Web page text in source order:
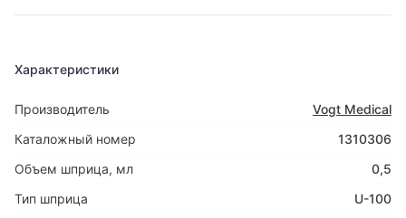
Характеристики
Производитель
Vogt Medical
Каталожный номер
1310306
Объем шприца, мл
0,5
Тип шприца
U-100